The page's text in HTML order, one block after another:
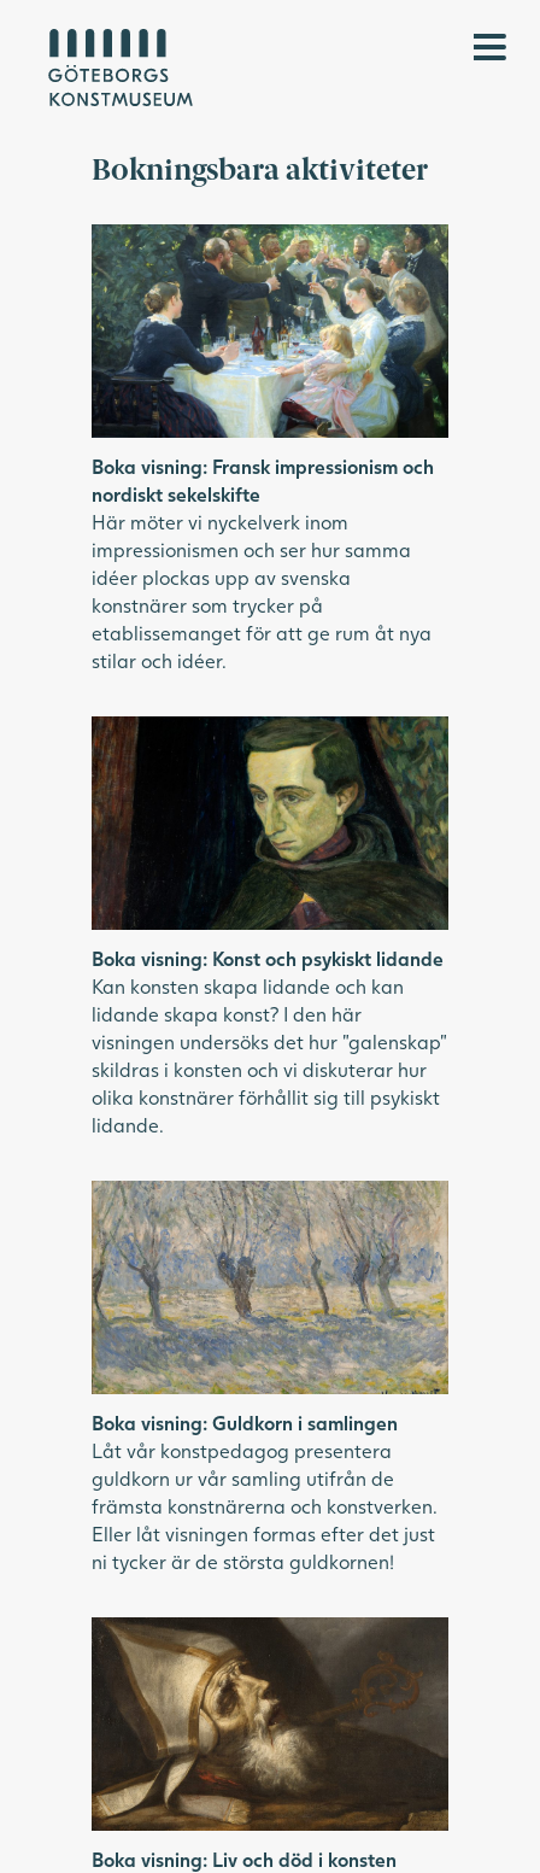
Bokningsbara aktiviteter
Målning av ett festligt sällskap som skålar i
champagne i en berså.
Boka visning: Fransk impressionism och
nordiskt sekelskifte
Här möter vi nyckelverk inom
impressionismen och ser hur samma
idéer plockas upp av svenska
konstnärer som trycker på
etablissemanget för att ge rum åt nya
stilar och idéer.
Porträtt i mörka färger av man med ett
allvarligt, ledsamt ansiktsuttryck, blicken i
fjärran.
Boka visning: Konst och psykiskt lidande
Kan konsten skapa lidande och kan
lidande skapa konst? I den här
visningen undersöks det hur ”galenskap”
skildras i konsten och vi diskuterar hur
olika konstnärer förhållit sig till psykiskt
lidande.
Boka visning: Guldkorn i samlingen
Låt vår konstpedagog presentera
guldkorn ur vår samling utifrån de
främsta konstnärerna och konstverken.
Eller låt visningen formas efter det just
ni tycker är de största guldkornen!
Oljemålning i mörka färger av en död
biskops huvud, med vit huvudbonad.
Boka visning: Liv och död i konsten